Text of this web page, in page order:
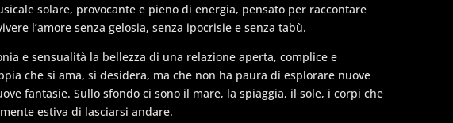
solare, provocante e pieno di energia, pensato per raccontare
l’amore senza gelosia, senza ipocrisie e senza tabù.
e sensualità la bellezza di una relazione aperta, complice e
che si ama, si desidera, ma che non ha paura di esplorare nuove
fantasie. Sullo sfondo ci sono il mare, la spiaggia, il sole, i corpi che
estiva di lasciarsi andare.